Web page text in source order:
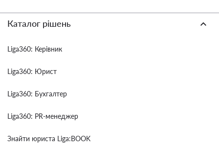
Каталог рішень
Liga360: Керівник
Liga360: Юрист
Liga360: Бухгалтер
Liga360: PR-менеджер
Знайти юриста Liga:BOOK